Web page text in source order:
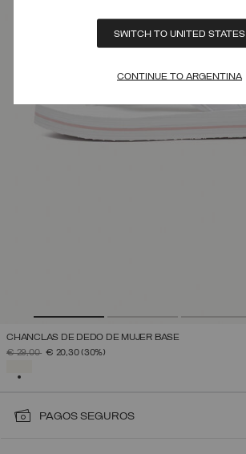
SWITCH TO UNITED STATES
CONTINUE TO ARGENTINA
CHANCLAS DE DEDO DE MUJER BASE
PRECIO REBAJADO DE
€ 29,00A€ 20,30(30%)
PAGOS SEGUROS